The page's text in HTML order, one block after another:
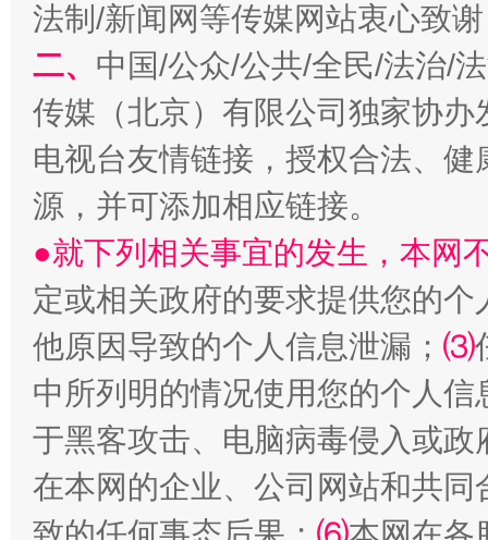
阿坝州三大球赛在茂县开幕 规模
国家大学科技园优化重塑工作
法制/新闻网等传媒网站衷心致
二、 中国/公众/公共/全民/法治/
传媒（北京）有限公司独家协
电视台友情链接，授权合法、
源，并可添加相应链接。
●就下列相关事宜的发生，本网
定或相关政府的要求提供您的个
他原因导致的个人信息泄漏； ⑶
中所列明的情况使用您的个人
于黑客攻击、电脑病毒侵入或
在本网的企业、公司网站和共